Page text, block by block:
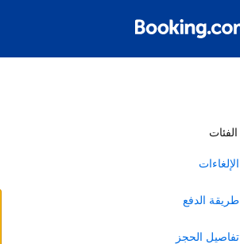
الفئات
الإلغاءات
طريقة الدفع
تفاصيل الحجز